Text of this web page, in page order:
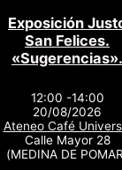
Exposición
San Felices.
«Sugerencias».
12:00 -14:00
20/08/2026
Ateneo Café
Calle Mayor 28
(MEDINA DE